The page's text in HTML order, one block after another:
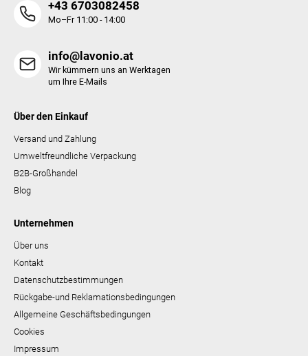
+43 6703082458
Mo–Fr 11:00 - 14:00
info@lavonio.at
Wir kümmern uns an Werktagen
um Ihre E-Mails
Über den Einkauf
Versand und Zahlung
Umweltfreundliche Verpackung
B2B-Großhandel
Blog
Unternehmen
Über uns
Kontakt
Datenschutzbestimmungen
Rückgabe-und Reklamationsbedingungen
Allgemeine Geschäftsbedingungen
Cookies
Impressum